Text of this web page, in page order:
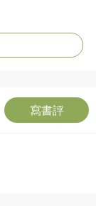
的源起與進展——創
化的相關性，讓我們
寫書評